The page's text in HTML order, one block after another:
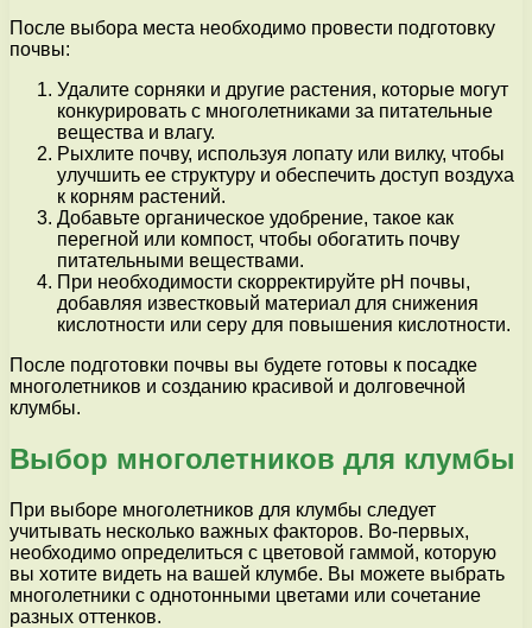
После выбора места необходимо провести подготовку
почвы:
Удалите сорняки и другие растения, которые могут
конкурировать с многолетниками за питательные
вещества и влагу.
Рыхлите почву, используя лопату или вилку, чтобы
улучшить ее структуру и обеспечить доступ воздуха
к корням растений.
Добавьте органическое удобрение, такое как
перегной или компост, чтобы обогатить почву
питательными веществами.
При необходимости скорректируйте pH почвы,
добавляя известковый материал для снижения
кислотности или серу для повышения кислотности.
После подготовки почвы вы будете готовы к посадке
многолетников и созданию красивой и долговечной
клумбы.
Выбор многолетников для клумбы
При выборе многолетников для клумбы следует
учитывать несколько важных факторов. Во-первых,
необходимо определиться с цветовой гаммой, которую
вы хотите видеть на вашей клумбе. Вы можете выбрать
многолетники с однотонными цветами или сочетание
разных оттенков.